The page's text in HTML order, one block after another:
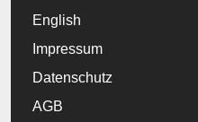
English
Impressum
Datenschutz
AGB